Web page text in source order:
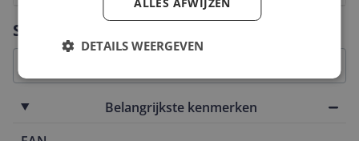
Specificaties
Belangrijkste kenmerken
Vraag 1 van 4
DETAILS WEERGEVEN